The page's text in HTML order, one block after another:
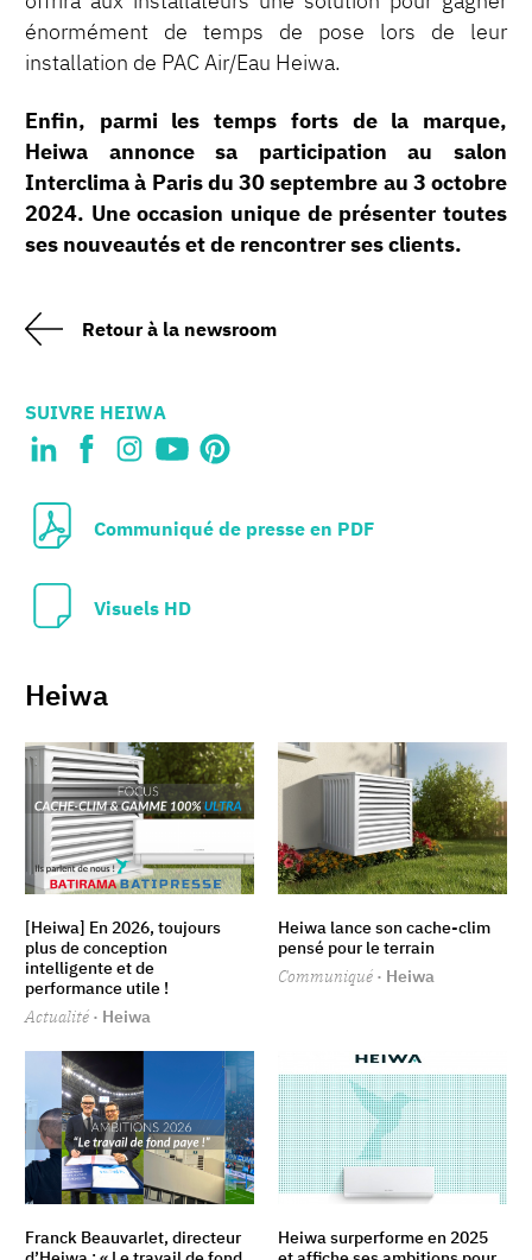
énormément de temps de pose lors de leur
installation de PAC Air/Eau Heiwa.
Enfin, parmi les temps forts de la marque,
Heiwa annonce sa participation au salon
Interclima à Paris du 30 septembre au 3 octobre
2024. Une occasion unique de présenter toutes
ses nouveautés et de rencontrer ses clients.
Retour à la newsroom
SUIVRE HEIWA
Communiqué de presse en PDF
Visuels HD
Heiwa
[Heiwa] En 2026, toujours
plus de conception
intelligente et de
performance utile !
Actualité · Heiwa
Heiwa lance son cache-clim
pensé pour le terrain
Communiqué · Heiwa
Franck Beauvarlet, directeur
Heiwa surperforme en 2025